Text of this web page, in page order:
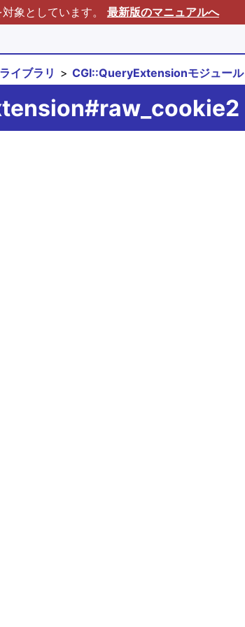
象としています。 最新版のマニュアルへ
イブラリ CGI::QueryExtensionモジュール